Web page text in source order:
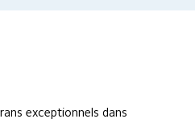
exceptionnels dans